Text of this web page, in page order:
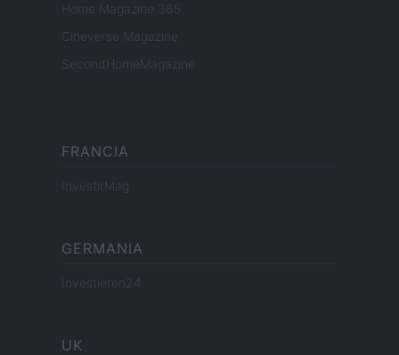
Home Magazine 365
Cineverse Magazine
SecondHomeMagazine
FRANCIA
InvestirMag
GERMANIA
Investieren24
UK